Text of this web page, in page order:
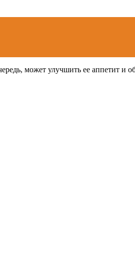
может улучшить ее аппетит и